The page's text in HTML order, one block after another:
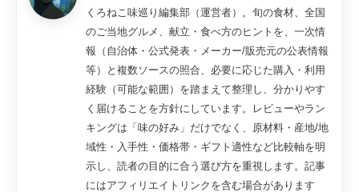
くろねこ味巡り編集部（運営者）。旬の食材、全国
のご当地グルメ、献立・食べ方のヒントを、一次情
報（自治体・公式発表・メーカー/販売元の公表情報
等）と複数ソースの照合、必要に応じた購入・利用
経験（可能な範囲）を踏まえて整理し、分かりやす
く届けることを方針にしています。レビューやラン
キングは「味の好み」だけでなく、原材料・産地/地
域性・入手性・価格帯・ギフト適性など比較軸を明
示し、読者の目的に合う選び方を重視します。記事
にはアフィリエイトリンクを含む場合があります